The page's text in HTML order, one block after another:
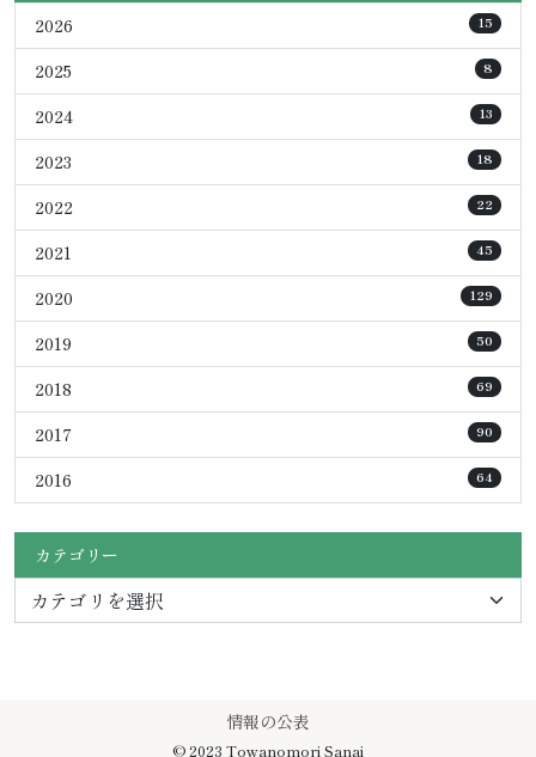
2026
15
2025 8
2024 13
2023 18
2022 22
2021 45
2020 129
2019 50
2018 69
2017 90
2016 64
カテゴリー
© 2023 Towanomori Sanai
情報の公表